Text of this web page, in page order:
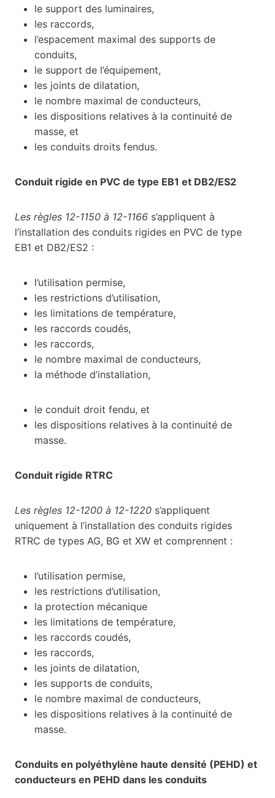
le support des luminaires,
les raccords,
l’espacement maximal des supports de
conduits,
le support de l’équipement,
les joints de dilatation,
le nombre maximal de conducteurs,
les dispositions relatives à la continuité de
masse, et
les conduits droits fendus.
Conduit rigide en PVC de type EB1 et DB2/ES2
Les règles 12-1150 à 12-1166 s’appliquent à
l’installation des conduits rigides en PVC de type
EB1 et DB2/ES2 :
l’utilisation permise,
les restrictions d’utilisation,
les limitations de température,
les raccords coudés,
les raccords,
le nombre maximal de conducteurs,
la méthode d’installation,
le conduit droit fendu, et
les dispositions relatives à la continuité de
masse.
Conduit rigide RTRC
Les règles 12-1200 à 12-1220 s’appliquent
uniquement à l’installation des conduits rigides
RTRC de types AG, BG et XW et comprennent :
l’utilisation permise,
les restrictions d’utilisation,
la protection mécanique
les limitations de température,
les raccords coudés,
les raccords,
les joints de dilatation,
les supports de conduits,
le nombre maximal de conducteurs,
les dispositions relatives à la continuité de
masse.
Conduits en polyéthylène haute densité (PEHD) et
conducteurs en PEHD dans les conduits